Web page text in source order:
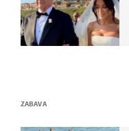
ZABAVA